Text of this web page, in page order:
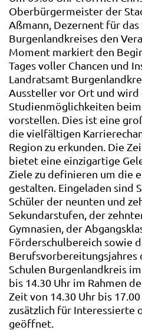
Oberbürgermeister der
Aßmann, Dezernent für
Burgenlandkreises den
Moment markiert den
Tages voller Chancen und
Landratsamt
Aussteller vor Ort und wird
Studienmöglichkeiten
vorstellen. Dies ist eine
die vielfältigen
Region zu erkunden. Die
bietet eine einzigartige
Ziele zu definieren um die
gestalten. Eingeladen sind
Schüler der neunten und
Sekundarstufen, der
Gymnasien, der
Förderschulbereich sowie
Berufsvorbereitungsjahres
Schulen Burgenlandkreis
bis 14.30 Uhr im Rahmen
Zeit von 14.30 Uhr bis
zusätzlich für Interessierte
geöffnet.